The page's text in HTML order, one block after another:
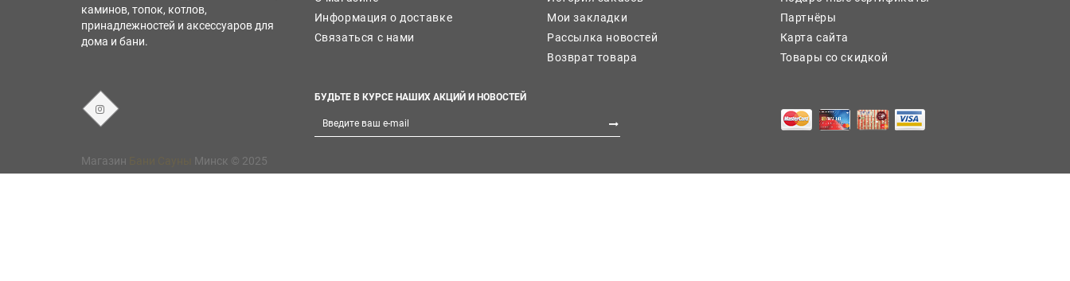
каминов, топок, котлов,
принадлежностей и аксессуаров для
дома и бани.
Информация о доставке
Связаться с нами
Мои закладки
Рассылка новостей
Возврат товара
Партнёры
Карта сайта
Товары со скидкой
БУДЬТЕ В КУРСЕ НАШИХ АКЦИЙ И НОВОСТЕЙ
Магазин Минск © 2025